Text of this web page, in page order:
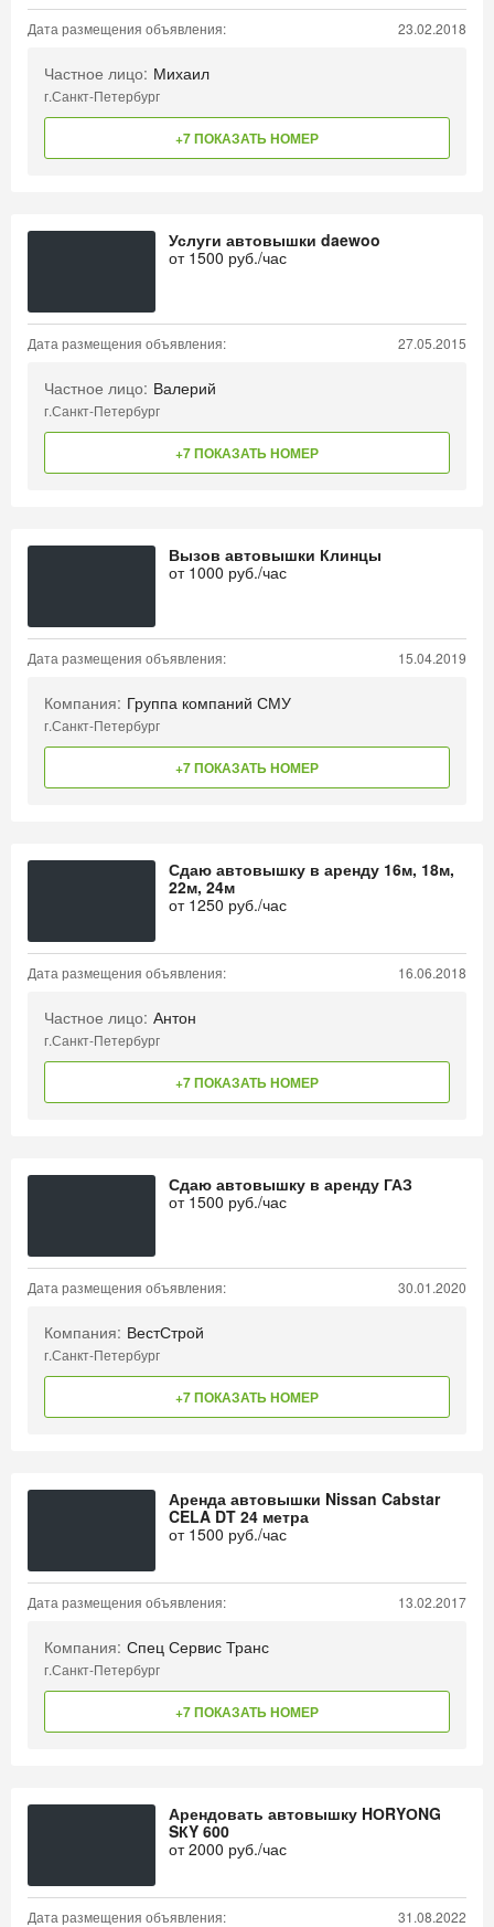
Дата размещения объявления: 23.02.2018
Частное лицо: Михаил
г.Санкт-Петербург
+7 ПОКАЗАТЬ НОМЕР
Услуги автовышки daewoo
от 1500 руб./час
Дата размещения объявления: 27.05.2015
Частное лицо: Валерий
г.Санкт-Петербург
+7 ПОКАЗАТЬ НОМЕР
Вызов автовышки Клинцы
от 1000 руб./час
Дата размещения объявления: 15.04.2019
Компания: Группа компаний СМУ
г.Санкт-Петербург
+7 ПОКАЗАТЬ НОМЕР
Сдаю автовышку в аренду 16м, 18м,
22м, 24м
от 1250 руб./час
Дата размещения объявления: 16.06.2018
Частное лицо: Антон
г.Санкт-Петербург
+7 ПОКАЗАТЬ НОМЕР
Сдаю автовышку в аренду ГАЗ
от 1500 руб./час
Дата размещения объявления: 30.01.2020
Компания: ВестСтрой
г.Санкт-Петербург
+7 ПОКАЗАТЬ НОМЕР
Аренда автовышки Nissan Cabstar
CELA DT 24 метра
от 1500 руб./час
Дата размещения объявления: 13.02.2017
Компания: Спец Сервис Транс
г.Санкт-Петербург
+7 ПОКАЗАТЬ НОМЕР
Арендовать автовышку HОRYОNG
SКY 600
от2000 руб./час
Дата размещения объявления: 31.08.2022